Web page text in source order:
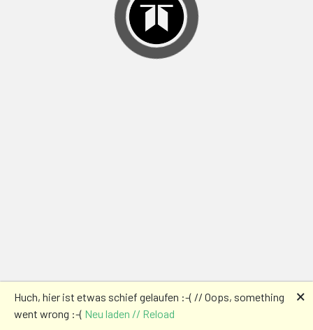
Huch, hier ist etwas schief gelaufen :-( // Oops, something
went wrong :-( Neu laden // Reload
🗙